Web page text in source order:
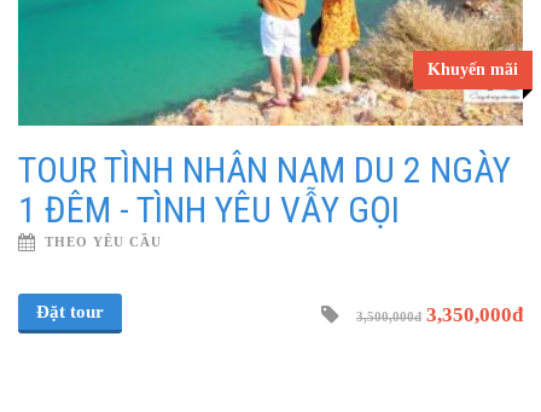
Khuyến mãi
TOUR TÌNH NHÂN NAM DU 2 NGÀY
1 ĐÊM - TÌNH YÊU VẪY GỌI
THEO YÊU CẦU
Đặt tour 3,500,000đ 3,350,000đ